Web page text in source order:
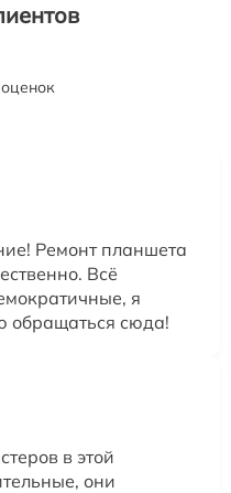
Ремонт планшета
Всё
я
обращаться сюда!
в этой
они